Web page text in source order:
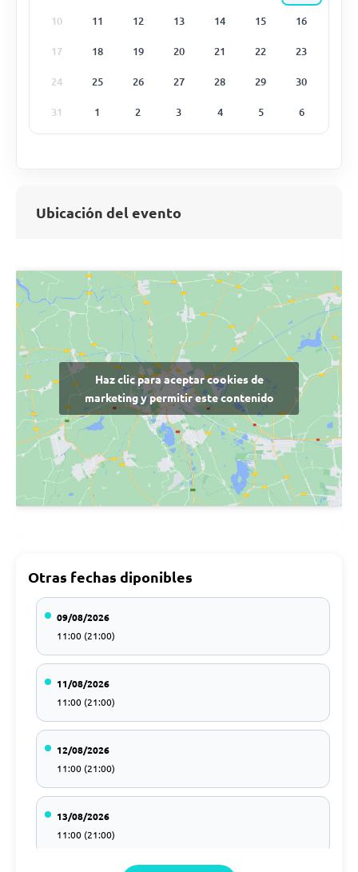
10
11 12 13 14 15 16
17 18 19 20 21 22 23
24 25 26 27 28 29 30
31 1 2 3 4 5 6
Ubicación del evento
Haz clic para aceptar cookies de
marketing y permitir este contenido
Otras fechas diponibles
09/08/2026
11:00 (21:00)
11/08/2026
11:00 (21:00)
12/08/2026
11:00 (21:00)
13/08/2026
11:00 (21:00)